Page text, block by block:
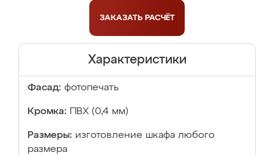
ЗАКАЗАТЬ РАСЧЁТ
Характеристики
Фасад: фотопечать
Кромка: ПВХ (0,4 мм)
Размеры: изготовление шкафа любого
размера